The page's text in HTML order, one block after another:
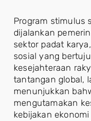
Program stimulus
dijalankan
sektor padat
sosial yang
kesejahteraan
tantangan global,
menunjukkan
mengutamakan
kebijakan